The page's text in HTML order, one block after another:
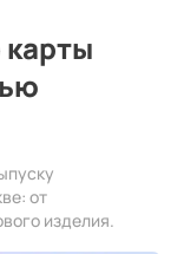
от
изделия.